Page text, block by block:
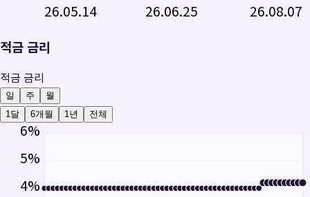
26.05.14
26.06.25 26.08.07
적금 금리
적금 금리
일 주
월
1달
6개월 1년 전체
6%
5%
4%